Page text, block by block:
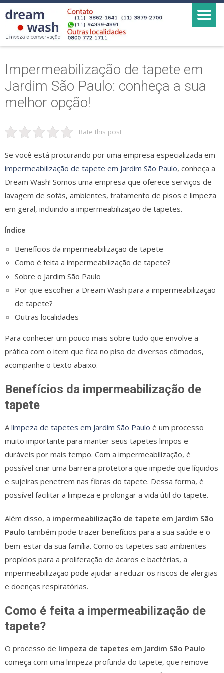
Impermeabilização de tapete em
Jardim São Paulo: conheça a sua
melhor opção!
Rate this post
Se você está procurando por uma empresa especializada em
impermeabilização de tapete em Jardim São Paulo, conheça a
Dream Wash! Somos uma empresa que oferece serviços de
lavagem de sofás, ambientes, tratamento de pisos e limpeza
em geral, incluindo a impermeabilização de tapetes.
Índice
Benefícios da impermeabilização de tapete
Como é feita a impermeabilização de tapete?
Sobre o Jardim São Paulo
Por que escolher a Dream Wash para a impermeabilização
de tapete?
Outras localidades
Para conhecer um pouco mais sobre tudo que envolve a
prática com o item que fica no piso de diversos cômodos,
acompanhe o texto abaixo.
Benefícios da impermeabilização de
tapete
Alimpeza de tapetes em Jardim São Paulo é um processo
muito importante para manter seus tapetes limpos e
duráveis por mais tempo. Com a impermeabilização, é
possível criar uma barreira protetora que impede que líquidos
e sujeiras penetrem nas fibras do tapete. Dessa forma, é
possível facilitar a limpeza e prolongar a vida útil do tapete.
Além disso, a impermeabilização de tapete em Jardim São
Paulo também pode trazer benefícios para a sua saúde e o
bem-estar da sua família. Como os tapetes são ambientes
propícios para a proliferação de ácaros e bactérias, a
impermeabilização pode ajudar a reduzir os riscos de alergias
e doenças respiratórias.
Como é feita a impermeabilização de
tapete?
O processo de limpeza de tapetes em Jardim São Paulo
começa com uma limpeza profunda do tapete, que remove